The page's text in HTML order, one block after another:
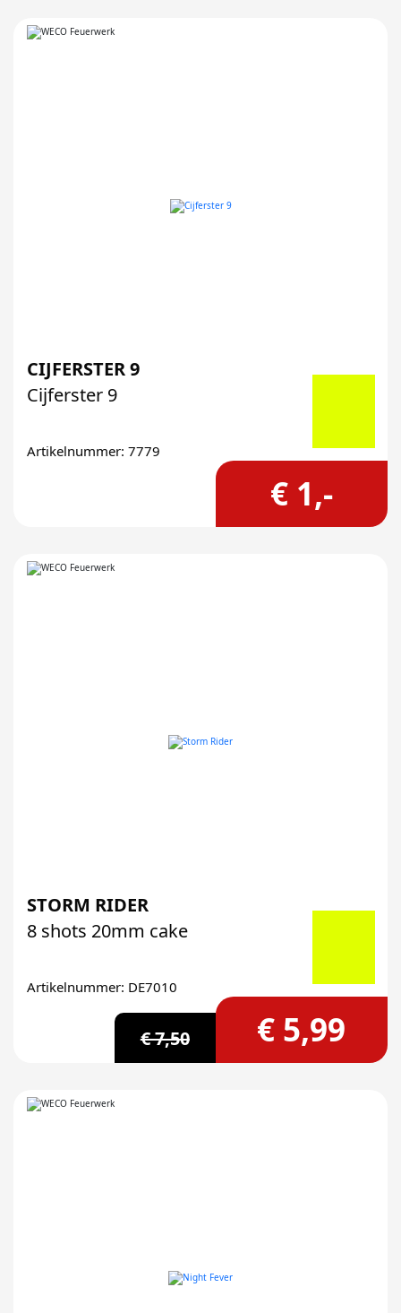
CIJFERSTER 9
Cijferster 9
Artikelnummer: 7779
€ 1,-
STORM RIDER
8 shots 20mm cake
Artikelnummer: DE7010
€ 7,50 € 5,99